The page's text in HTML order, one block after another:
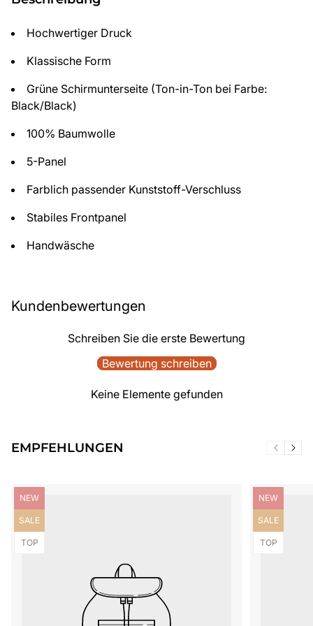
Hochwertiger Druck
Klassische Form
Grüne Schirmunterseite (Ton-in-Ton bei Farbe:
Black/Black)
100% Baumwolle
5-Panel
Farblich passender Kunststoff-Verschluss
Stabiles Frontpanel
Handwäsche
Kundenbewertungen
Schreiben Sie die erste Bewertung
Bewertung schreiben
Keine Elemente gefunden
EMPFEHLUNGEN
Produktbezeichnung:
NEW
Produktbezeichnung:
SALE
Produktbezeichnung:
TOP
NEW
SALE
TOP